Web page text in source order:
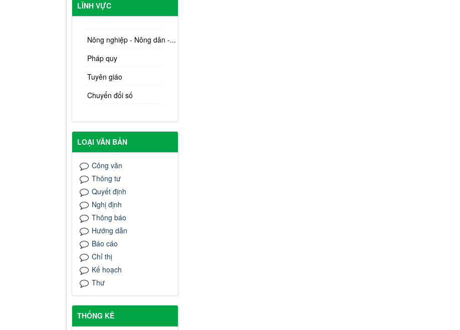
LĨNH VỰC
Nông nghiệp - Nông dân -...
Pháp quy
Tuyên giáo
Chuyển đổi số
LOẠI VĂN BẢN
Công văn
Thông tư
Quyết định
Nghị định
Thông báo
Hướng dẫn
Báo cáo
Chỉ thị
Kế hoạch
Thư
THỐNG KÊ